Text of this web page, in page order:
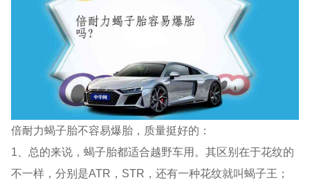
倍耐力蝎子胎不容易爆胎，质量挺好的：
1、总的来说，蝎子胎都适合越野车用。其区别在于花纹的
不一样，分别是ATR，STR，还有一种花纹就叫蝎子王；